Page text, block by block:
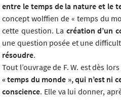
entre le temps de la nature et le
concept wolffien de « temps du
cette question. La création d’un
une question posée et une
résoudre.
Tout l’ouvrage de F. W. est dès
« temps du monde », qui n’est ni
conscience. Elle va lui donner,